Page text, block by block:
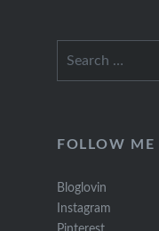
FOLLOW ME
Bloglovin
Instagram